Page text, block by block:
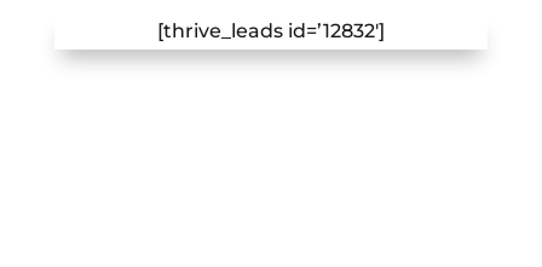
[thrive_leads id=’12832′]